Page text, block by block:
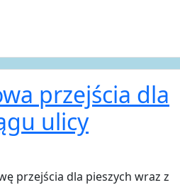
przejścia dla
ulicy
przejścia dla pieszych wraz z